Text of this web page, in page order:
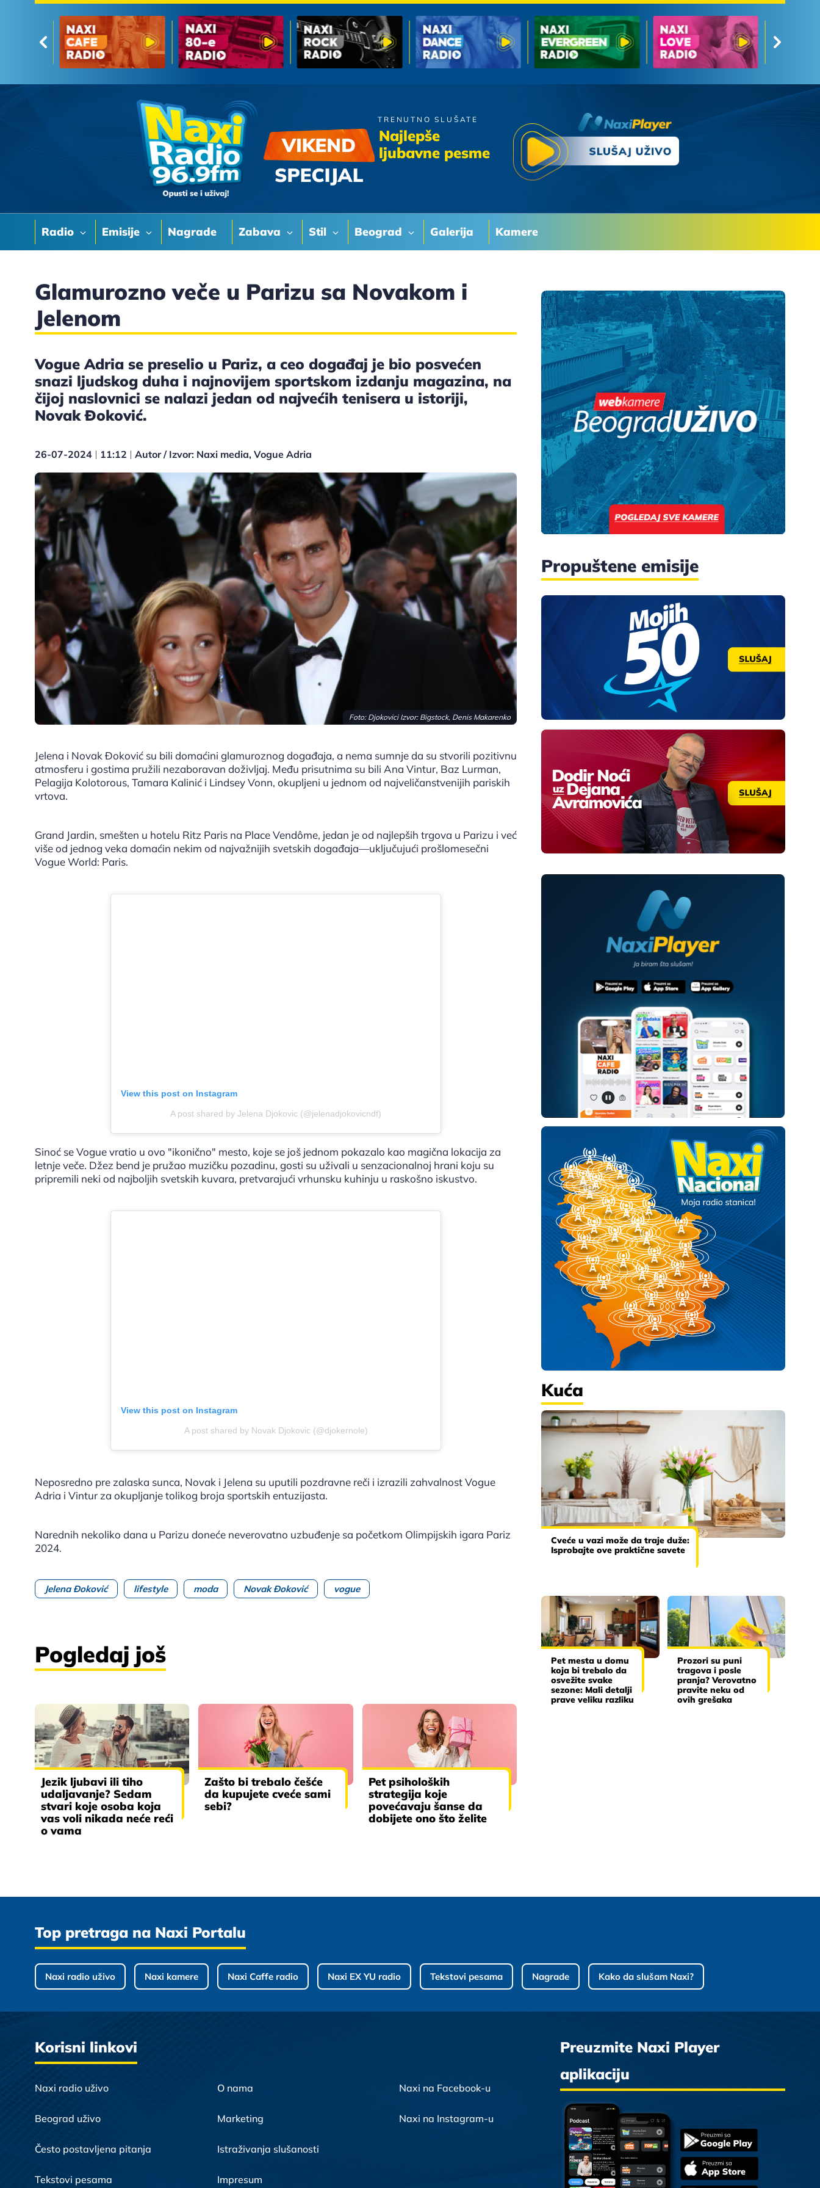
Radio Emisije Nagrade Zabava Stil Beograd Galerija Kamere
TRENUTNO SLUŠATE
Najlepše
ljubavne pesme
Zeljko Joksimovic
Glamurozno veče u Parizu sa Novakom i
Jelenom
Vogue Adria se preselio u Pariz, a ceo događaj je bio posvećen
snazi ljudskog duha i najnovijem sportskom izdanju magazina, na
čijoj naslovnici se nalazi jedan od najvećih tenisera u istoriji,
Novak Đoković.
26-07-2024 11:12 Autor / Izvor: Naxi media, Vogue Adria
Foto: Djokovici Izvor: Bigstock, Denis Makarenko
Jelena i Novak Đoković su bili domaćini glamuroznog događaja, a nema sumnje da su stvorili pozitivnu
atmosferu i gostima pružili nezaboravan doživljaj. Među prisutnima su bili Ana Vintur, Baz Lurman,
Pelagija Kolotorous, Tamara Kalinić i Lindsey Vonn, okupljeni u jednom od najveličanstvenijih pariskih
vrtova.
Grand Jardin, smešten u hotelu Ritz Paris na Place Vendôme, jedan je od najlepših trgova u Parizu i već
više od jednog veka domaćin nekim od najvažnijih svetskih događaja—uključujući prošlomesečni
Vogue World: Paris.
View this post on Instagram
A post shared by Jelena Djokovic (@jelenadjokovicndf)
Sinoć se Vogue vratio u ovo "ikonično" mesto, koje se još jednom pokazalo kao magična lokacija za
letnje veče. Džez bend je pružao muzičku pozadinu, gosti su uživali u senzacionalnoj hrani koju su
pripremili neki od najboljih svetskih kuvara, pretvarajući vrhunsku kuhinju u raskošno iskustvo.
View this post on Instagram
A post shared by Novak Djokovic (@djokernole)
Neposredno pre zalaska sunca, Novak i Jelena su uputili pozdravne reči i izrazili zahvalnost Vogue
Adria i Vintur za okupljanje tolikog broja sportskih entuzijasta.
Narednih nekoliko dana u Parizu doneće neverovatno uzbuđenje sa početkom Olimpijskih igara Pariz
2024.
Jelena Đoković lifestyle moda Novak Đoković vogue
Pogledaj još
Jezik ljubavi ili tiho
udaljavanje? Sedam
stvari koje osoba koja
vas voli nikada neće reći
o vama
Zašto bi trebalo češće
da kupujete cveće sami
sebi?
Pet psiholoških
strategija koje
povećavaju šanse da
dobijete ono što želite
Propuštene emisije
Kuća
Cveće u vazi može da traje duže:
Isprobajte ove praktične savete
Pet mesta u domu
koja bi trebalo da
osvežite svake
sezone: Mali detalji
prave veliku razliku
Prozori su puni
tragova i posle
pranja? Verovatno
pravite neku od
ovih grešaka
Top pretraga na Naxi Portalu
Naxi radio uživo Naxi kamere Naxi Caffe radio Naxi EX YU radio Tekstovi pesama Nagrade Kako da slušam Naxi?
Korisni linkovi
Naxi radio uživo
Beograd uživo
Često postavljena pitanja
Tekstovi pesama
O nama
Marketing
Istraživanja slušanosti
Impresum
Naxi na Facebook-u
Naxi na Instagram-u
Preuzmite Naxi Player
aplikaciju